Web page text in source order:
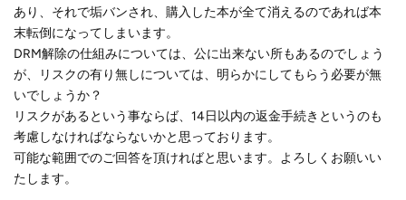
あり、それで垢バンされ、購入した本が全て消えるのであれば本
末転倒になってしまいます。
DRM解除の仕組みについては、公に出来ない所もあるのでしょう
が、リスクの有り無しについては、明らかにしてもらう必要が無
いでしょうか？
リスクがあるという事ならば、14日以内の返金手続きというのも
考慮しなければならないかと思っております。
可能な範囲でのご回答を頂ければと思います。よろしくお願いい
たします。